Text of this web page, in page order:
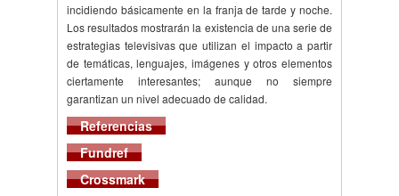
incidiendo básicamente en la franja de tarde y noche.
Los resultados mostrarán la existencia de una serie de
estrategias televisivas que utilizan el impacto a partir
de temáticas, lenguajes, imágenes y otros elementos
ciertamente interesantes; aunque no siempre
garantizan un nivel adecuado de calidad.
Referencias
Fundref
Crossmark